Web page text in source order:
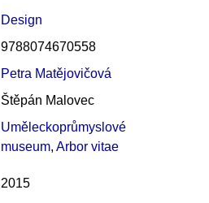
Design
9788074670558
Petra Matějovičová
Štěpán Malovec
Uměleckoprůmyslové
museum, Arbor vitae
2015